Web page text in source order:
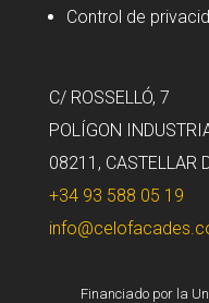
Control de
C/ ROSSELLÓ, 7
POLÍGON
08211, CASTELLAR
+34 93 588 05 19
Financiado por la